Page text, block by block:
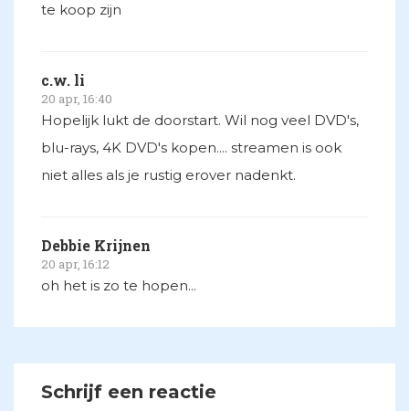
te koop zijn
c.w. li
20 apr, 16:40
Hopelijk lukt de doorstart. Wil nog veel DVD's,
blu-rays, 4K DVD's kopen.... streamen is ook
niet alles als je rustig erover nadenkt.
Debbie Krijnen
20 apr, 16:12
oh het is zo te hopen...
Schrijf een reactie